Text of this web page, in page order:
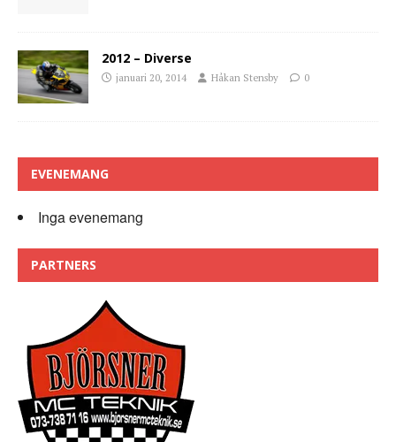
2012 – Diverse
januari 20, 2014 Håkan Stensby 0
EVENEMANG
Inga evenemang
PARTNERS